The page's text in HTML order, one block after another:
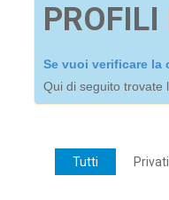
PROFILI
Se vuoi verificare la
Qui di seguito trovate
Tutti Privati